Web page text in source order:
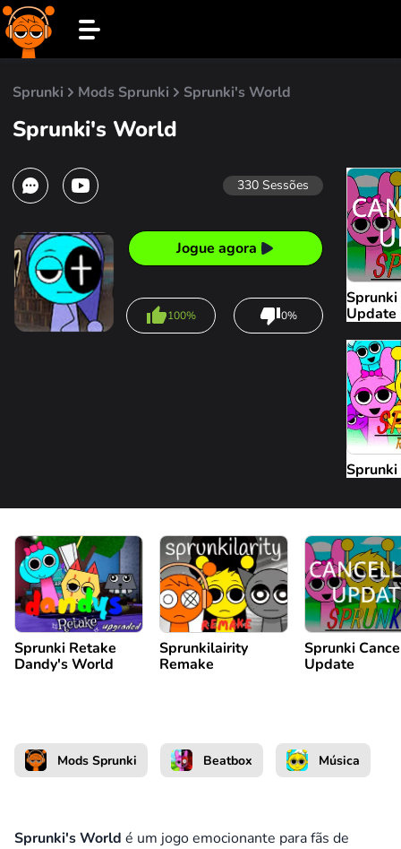
Sprunki Mods Sprunki Sprunki's World
Sprunki's World
330 Sessões
Jogue agora
100% 0%
Update
Sprunki Retake
Dandy's World
Sprunkilairity
Remake
Sprunki
Update
Mods Sprunki Beatbox Música
Sprunki's World é um jogo emocionante para fãs de